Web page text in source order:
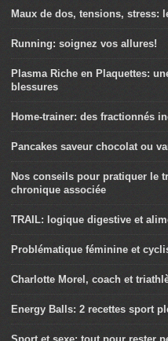
Maux de dos, tensions, stress:
Running: soignez vos allures!
Plasma Riche en Plaquettes:
blessures
Home-trainer: des fractionnés
Pancakes saveur chocolat ou
Nos conseils pour pratiquer le
chronique associée
TRAIL: logique digestive et
Problématique féminine et
Charlotte Morel, coach et
Energy Balls: 2 recettes sport